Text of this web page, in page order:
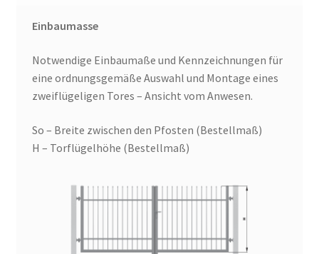
Einbaumasse
Notwendige Einbaumaße und Kennzeichnungen für
eine ordnungsgemäße Auswahl und Montage eines
zweiflügeligen Tores – Ansicht vom Anwesen.
So – Breite zwischen den Pfosten (Bestellmaß)
H – Torflügelhöhe (Bestellmaß)